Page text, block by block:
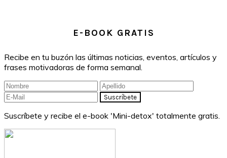
E-BOOK GRATIS
Recibe en tu buzón las últimas noticias, eventos, artículos y
frases motivadoras de forma semanal.
Suscríbete y recibe el e-book 'Mini-detox' totalmente gratis.